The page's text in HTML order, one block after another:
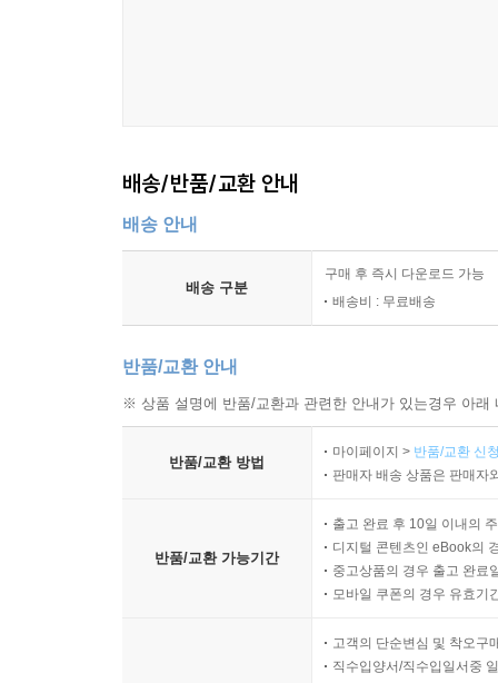
배송/반품/교환 안내
배송 안내
배송 구분
구매 후 즉시 다운로드 가능
배송비 : 무료배송
반품/교환 안내
※ 상품 설명에 반품/교환과 관련한 안내가 있는경우 아
반품/교환 방법
마이페이지 > 반품/교환 신
판매자 배송 상품은 판매자
반품/교환 가능기간
출고 완료 후 10일 이내의
디지털 콘텐츠인 eBook의
중고상품의 경우 출고 완료
모바일 쿠폰의 경우 유효기
고객의 단순변심 및 착오구
직수입양서/직수입일서중